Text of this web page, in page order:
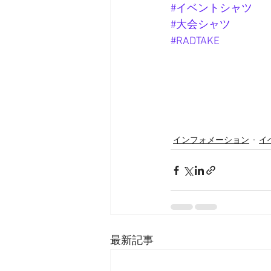
#イベントシャツ
#大会シャツ
#RADTAKE
インフォメーション イ
最新記事